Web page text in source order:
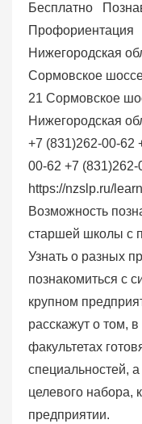
Бесплатно
Профориентация
Нижегородская
Сормовское
21 Сормовское
Нижегородская
+7 (831)262-00-62
00-62 +7 (831)262-
https://nzslp.ru/
Возможность
старшей школы с
Узнать о разных
познакомиться с
крупном
расскажут о том,
факультетах
специальностей,
целевого набора,
предприятии.